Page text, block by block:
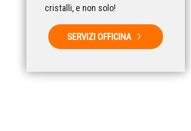
cristalli, e non solo!
SERVIZI OFFICINA